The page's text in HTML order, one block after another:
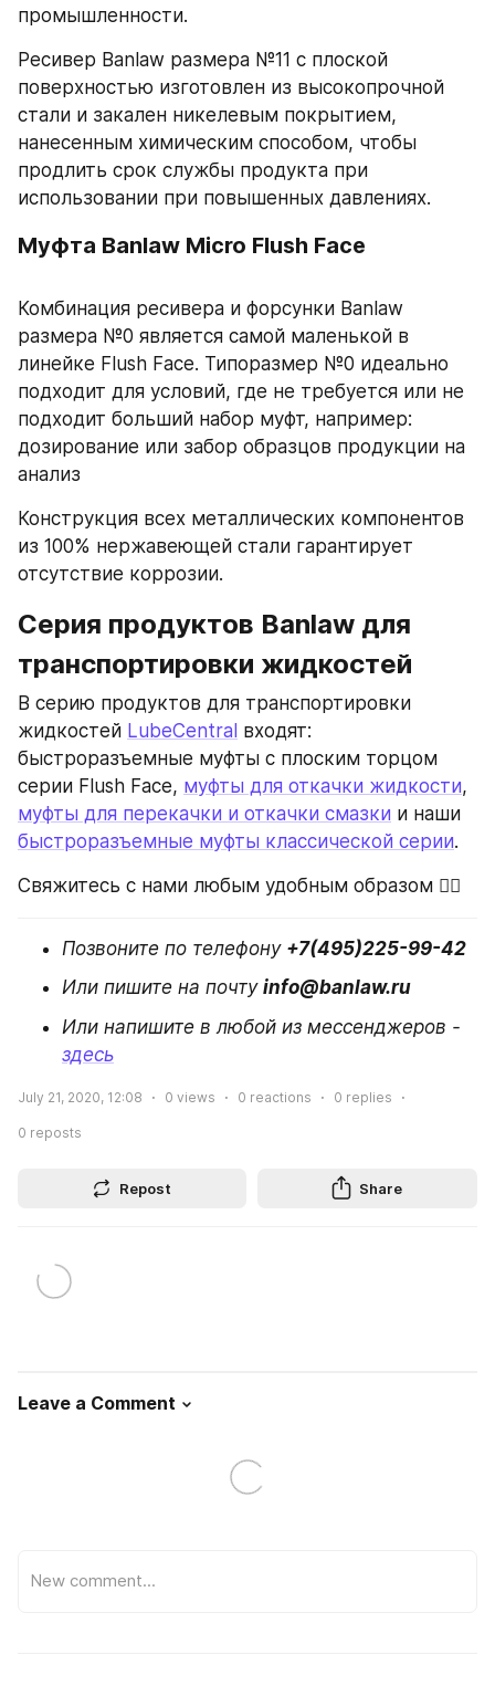
промышленности.
Ресивер Banlaw размера №11 с плоской
поверхностью изготовлен из высокопрочной
стали и закален никелевым покрытием,
нанесенным химическим способом, чтобы
продлить срок службы продукта при
использовании при повышенных давлениях.
Муфта Banlaw Micro Flush Face
Комбинация ресивера и форсунки Banlaw
размера №0 является самой маленькой в ​​
линейке Flush Face. Типоразмер №0 идеально
подходит для условий, где не требуется или не
подходит больший набор муфт, например:
дозирование или забор образцов продукции на
анализ
Конструкция всех металлических компонентов
из 100% нержавеющей стали гарантирует
отсутствие коррозии.
Серия продуктов Banlaw для
транспортировки жидкостей
В серию продуктов для транспортировки
жидкостей LubeCentral входят:
быстроразъемные муфты с плоским торцом
серии Flush Face, муфты для откачки жидкости
муфты для перекачки и откачки смазки
быстроразъемные муфты классической серии.
Свяжитесь с нами любым удобным образом 👇🏻
Позвоните по телефону +7(495)225-99-42
Или пишите на почту info@banlaw.ru
здесь
July 21, 2020, 12:08 0 views 0 reactions 0 replies
0 reposts
Repost Share
Leave a Comment